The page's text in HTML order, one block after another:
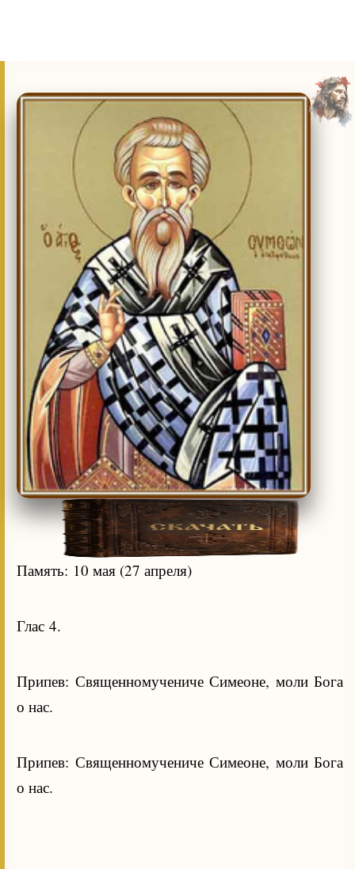
Память: 10 мая (27 апреля)
Глас 4.
Припев: Священномучениче Симеоне, моли Бога
о нас.
Припев: Священномучениче Симеоне, моли Бога
о нас.